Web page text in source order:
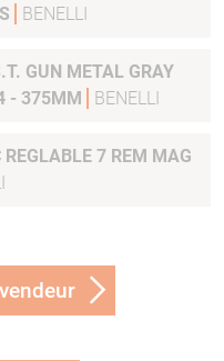
BENELLI
GUN METAL GRAY
24 - 375MM
BENELLI
7 REM MAG